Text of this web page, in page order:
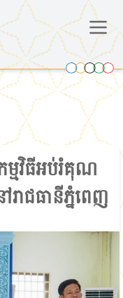
ម្មវិធីអប់រំគុណ
ាជធានីភ្នំពេញ